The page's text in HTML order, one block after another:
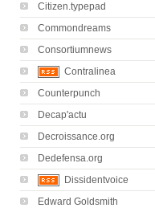
Citizen.typepad
Commondreams
Consortiumnews
Contralinea
Counterpunch
Decap'actu
Decroissance.org
Dedefensa.org
Dissidentvoice
Edward Goldsmith